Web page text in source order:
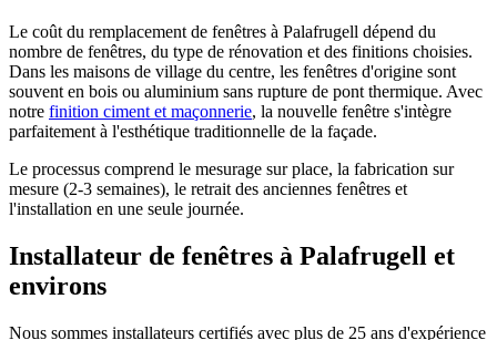
Le coût du remplacement de fenêtres à Palafrugell dépend du
nombre de fenêtres, du type de rénovation et des finitions choisies.
Dans les maisons de village du centre, les fenêtres d'origine sont
souvent en bois ou aluminium sans rupture de pont thermique. Avec
notre finition ciment et maçonnerie, la nouvelle fenêtre s'intègre
parfaitement à l'esthétique traditionnelle de la façade.
Le processus comprend le mesurage sur place, la fabrication sur
mesure (2-3 semaines), le retrait des anciennes fenêtres et
l'installation en une seule journée.
Installateur de fenêtres à Palafrugell et
environs
Nous sommes installateurs certifiés avec plus de 25 ans d'expérience